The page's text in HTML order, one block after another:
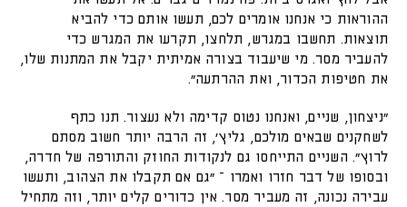
ההוראות כי אנחנו אומרים לכם, תעשו אותם כדי להביא
תוצאות. תחשבו במגרש, תלחצו, תקרעו את המגרש כדי
להעביר מסר. מי שיעבוד בצורה אמיתית יקבל את המתנות שלו,
את חטיפות הכדור, ואת ההרתעה".
"ניצחון, שניים, ואנחנו נטוס קדימה ולא נעצור. תנו כתף
לשחקנים שבאים מולכם, גליץ', זה הרבה יותר חשוב מסתם
לרוץ". השניים התייחסו גם לנקודות החוזק והתורפה של חדרה,
ובסופו של דבר חזרו ואמרו – "גם אם תקבלו את הצהוב, ותעשו
עבירה נכונה, זה מעביר מסר. אין כדורים קלים יותר, וזה מתחיל